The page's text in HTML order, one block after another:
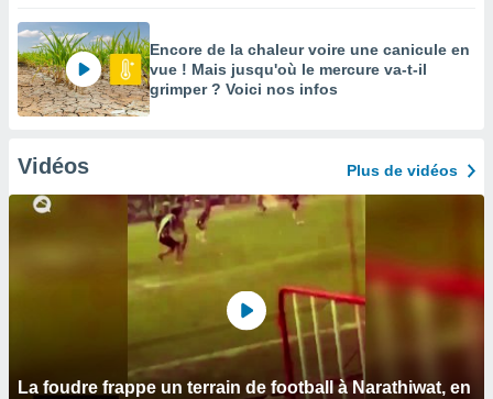
Encore de la chaleur voire une canicule en
vue ! Mais jusqu'où le mercure va-t-il
grimper ? Voici nos infos
Vidéos Plus de vidéos
La foudre frappe un terrain de football à Narathiwat, en